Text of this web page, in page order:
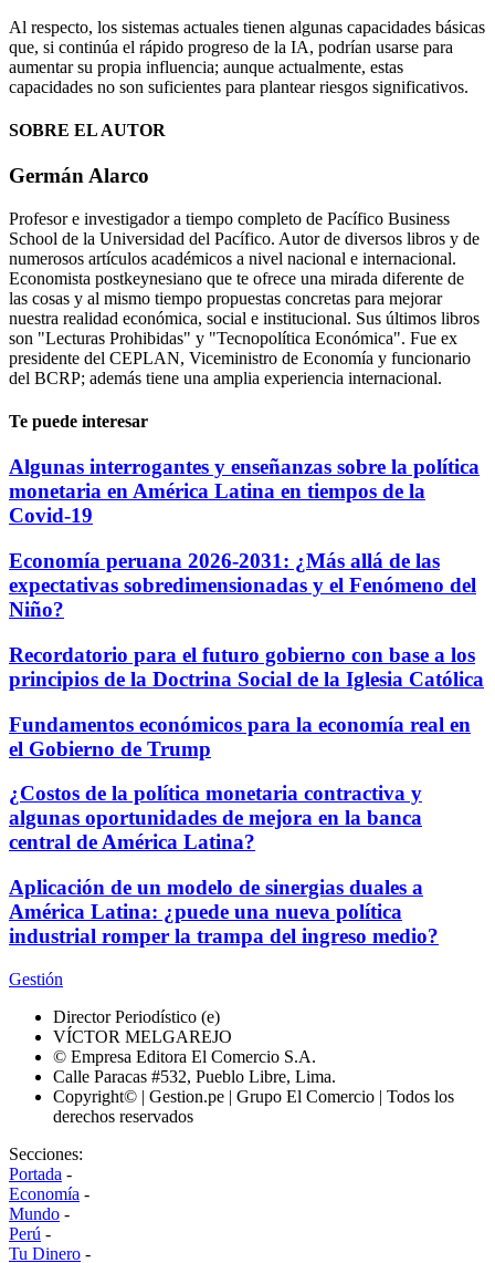
Al respecto, los sistemas actuales tienen algunas capacidades básicas
que, si continúa el rápido progreso de la IA, podrían usarse para
aumentar su propia influencia; aunque actualmente, estas
capacidades no son suficientes para plantear riesgos significativos.
SOBRE EL AUTOR
Germán Alarco
Profesor e investigador a tiempo completo de Pacífico Business
School de la Universidad del Pacífico. Autor de diversos libros y de
numerosos artículos académicos a nivel nacional e internacional.
Economista postkeynesiano que te ofrece una mirada diferente de
las cosas y al mismo tiempo propuestas concretas para mejorar
nuestra realidad económica, social e institucional. Sus últimos libros
son "Lecturas Prohibidas" y "Tecnopolítica Económica". Fue ex
presidente del CEPLAN, Viceministro de Economía y funcionario
del BCRP; además tiene una amplia experiencia internacional.
Te puede interesar
Algunas interrogantes y enseñanzas sobre la política
monetaria en América Latina en tiempos de la
Covid-19
Economía peruana 2026-2031: ¿Más allá de las
expectativas sobredimensionadas y el Fenómeno del
Niño?
Recordatorio para el futuro gobierno con base a los
principios de la Doctrina Social de la Iglesia Católica
Fundamentos económicos para la economía real en
el Gobierno de Trump
¿Costos de la política monetaria contractiva y
algunas oportunidades de mejora en la banca
central de América Latina?
Aplicación de un modelo de sinergias duales a
América Latina: ¿puede una nueva política
industrial romper la trampa del ingreso medio?
Gestión
Director Periodístico (e)
VÍCTOR MELGAREJO
© Empresa Editora El Comercio S.A.
Calle Paracas #532, Pueblo Libre, Lima.
Copyright© | Gestion.pe | Grupo El Comercio | Todos los
derechos reservados
Secciones:
Portada -
Economía -
Mundo -
Perú -
Tu Dinero -